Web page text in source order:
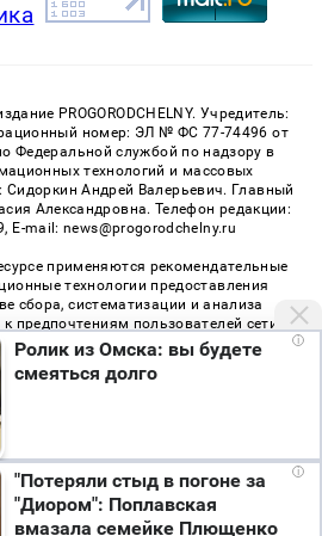
PROGORODCHELNY. Учредитель:
номер: ЭЛ № ФС 77-74496 от
Федеральной службой по надзору в
технологий и массовых
Андрей Валерьевич. Главный
Александровна. Телефон редакции:
E-mail: news@progorodchelny.ru
применяются рекомендательные
технологии предоставления
сбора, систематизации и анализа
предпочтениям пользователей сети
на территории Российской
применения рекомендательных
обменной сети
| Все права защищены
категория сайта 16+
Во время посещения сайта
что мы обрабатываем
с использованием
i
Ролик из Омска: вы будете
смеяться долго
i
"Потеряли стыд в погоне за
"Диором": Поплавская
вмазала семейке Плющенко